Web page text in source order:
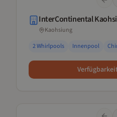
InterContinental
Kaohsiung
2 Whirlpools
Innenpool